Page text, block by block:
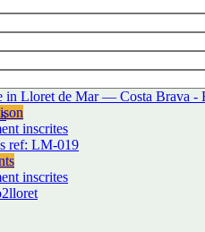
inscrites
in Lloret de Mar — Costa Brava -
ref: LM-019